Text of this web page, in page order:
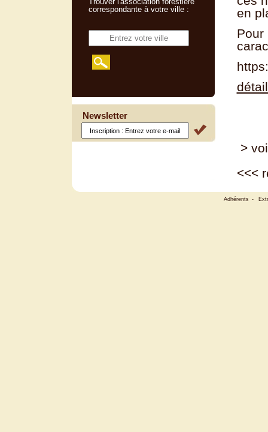
en
Pour
>
<<<
correspondante à votre ville :
Newsletter
Adhérents -